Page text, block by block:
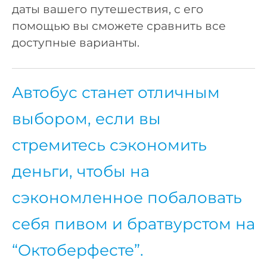
даты вашего путешествия, с его
помощью вы сможете сравнить все
доступные варианты.
Автобус станет отличным
выбором, если вы
стремитесь сэкономить
деньги, чтобы на
сэкономленное побаловать
себя пивом и братвурстом на
“Октоберфесте”.